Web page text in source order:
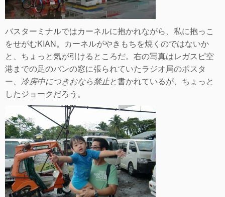
バスターミナルではカーネルに抱かれながら、私に抱っこ
をせがむKIAN。カーネルがやきもちを焼くのではないか
と、ちょっと気が引けるところだ。右の写真はレガスピ空
港までの足のバンの窓に張られていたラジオ局のポスタ
ー、 冷房中につきおなら禁止と書かれているが、ちょっと
したジョークだろう。